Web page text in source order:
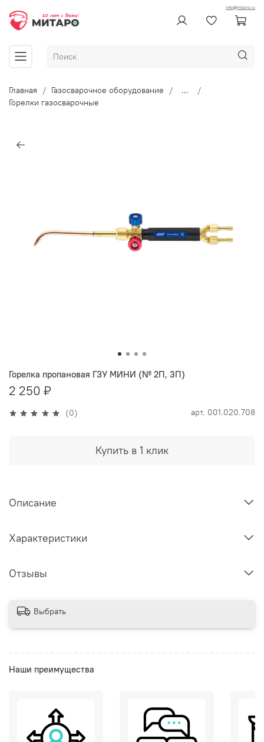
info@mitaro.ru
Главная Газосварочное оборудование
...
Горелки газосварочные
(0) арт. 001.020.708
Горелка пропановая ГЗУ МИНИ (№ 2П, 3П)
2 250 ₽
Купить в 1 клик
Описание
Характеристики
Отзывы
Выбрать
Наши преимущества